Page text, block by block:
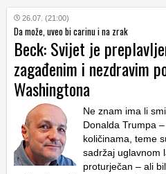
26.07. (21:00)
Da može, uveo bi carinu i na zrak
Beck: Svijet je
zagađenim i nezdravim
Washingtona
Ne znam ima li
Donalda Trumpa
količinama, teme
sadržaj uglavnom
proturječan – ali